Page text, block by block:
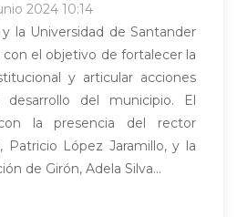
2024 10:14
la Universidad de Santander
con el objetivo de fortalecer la
y articular acciones
del municipio. El
la presencia del rector
Patricio López Jaramillo, y la
de Girón, Adela Silva...